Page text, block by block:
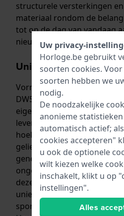
structurele versterkingen
materiaal rondom de
tot op de dag van vandaag
nieuwe G-Shock.
Unieke vormgeving
Vorm volgt functie: de
DW5000 was niet alleen
eigenschappen. De
leverde ook een volstrekt
hoeken en randen op. Al
geliefd‘fashion item’van de
generatie en zijn de retro-
ongekend populair bij
deze unieke stijl. Ook
unieke uitgaven uit in
sporters, artiesten en
Uw privacy-
Horloge.be gebruikt
soorten cookies.
soorten hebben we
nodig.
De noodzakelijke
anonieme
automatisch actief;
cookies accepteren"
u ook de optionele
wilt kiezen welke
inschakelt, klikt u op
instellingen".
Alles